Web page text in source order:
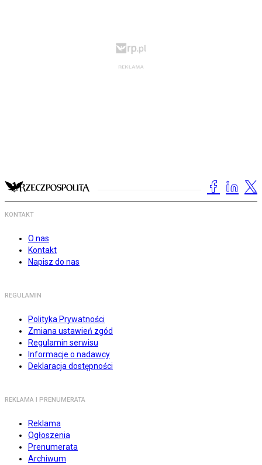
KONTAKT
O nas
Kontakt
Napisz do nas
REGULAMIN
Polityka Prywatności
Zmiana ustawień zgód
Regulamin serwisu
Informacje o nadawcy
Deklaracja dostępności
REKLAMA I PRENUMERATA
Reklama
Ogłoszenia
Prenumerata
Archiwum